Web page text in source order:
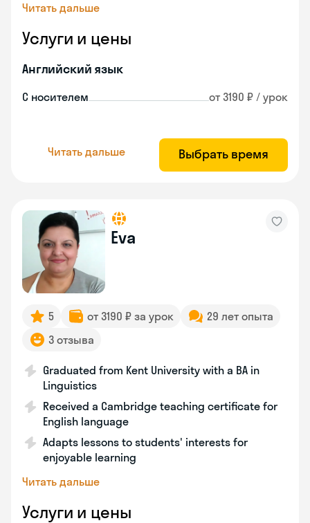
Читать дальше
Услуги и цены
Английский язык
С носителем от 3190 ₽ / урок
Читать дальше Выбрать время
Eva
5 от 3190 ₽ за урок
29 лет опыта
3 отзыва
Graduated from Kent University with a BA in
Linguistics
Received a Cambridge teaching certificate for
English language
Adapts lessons to students' interests for
enjoyable learning
Читать дальше
Услуги и цены